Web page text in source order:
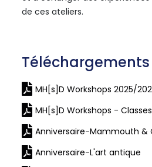
de ces ateliers.
Téléchargements
MH[s]D Workshops 2025/
MH[s]D Workshops -
Anniversaire-Mammouth &
Anniversaire-L'art antique